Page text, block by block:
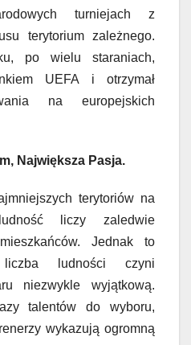
turniejach z
terytorium zależnego.
po wielu staraniach,
UEFA i otrzymał
na europejskich
Największa Pasja.
terytoriów na
liczy zaledwie
Jednak to
ludności czyni
niezwykle wyjątkową.
talentów do wyboru,
wykazują ogromną